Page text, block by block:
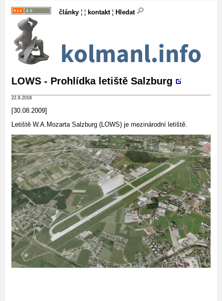
články ¦ ¦ kontakt¦ Hledat
LOWS - Prohlídka letiště Salzburg
22.8.2018
[30.08.2009]
Letiště W.A.Mozarta Salzburg (LOWS) je mezinárodní letiště.